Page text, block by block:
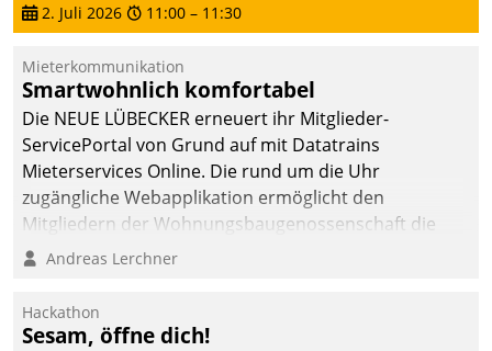
2. Juli 2026 11:00 – 11:30
Mieterkommunikation
Smartwohnlich komfortabel
Die NEUE LÜBECKER erneuert ihr Mitglieder-
ServicePortal von Grund auf mit Datatrains
Mieterservices Online. Die rund um die Uhr
zugängliche Webapplikation ermöglicht den
Mitgliedern der Wohnungs­bau­genossenschaft die
Kontaktaufnahme per Smartphone, Tablet oder PC.
Andreas Lerchner
Hackathon
Sesam, öffne dich!